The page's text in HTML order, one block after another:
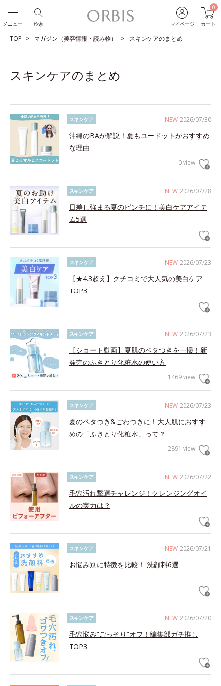
マイページ
0
カート
検索
メニュー
TOP マガジン（美容情報・読み物） スキンケアのまとめ
スキンケアのまとめ
NEW 2026/07/30
スキンケア
沖縄のBAが解説！夏もユードットがおすすめ
な理由
0 view
NEW 2026/07/28
スキンケア
日差し強まる夏のピンチに！美白ケアアイテ
ム5選
NEW 2026/07/23
スキンケア
【★4.3超え】クチコミで大人気の美白ケア
TOP3
NEW 2026/07/23
スキンケア
【ショート動画】夏肌のベタつきを一掃！新
発売のふきとり化粧水の使い方
1469 view
NEW 2026/07/23
スキンケア
夏のベタつき&ごわつきに！大人肌におすす
めの「ふきとり化粧水」って？
2891 view
NEW 2026/07/22
スキンケア
毛穴汚れ撃退チャレンジ！クレンジングオイ
ルの実力は？
NEW 2026/07/21
スキンケア
お悩み別に特徴を比較！ 洗顔料6選
NEW 2026/07/20
スキンケア
毛穴悩み”ごっそり”オフ！編集部ガチ推し
TOP3